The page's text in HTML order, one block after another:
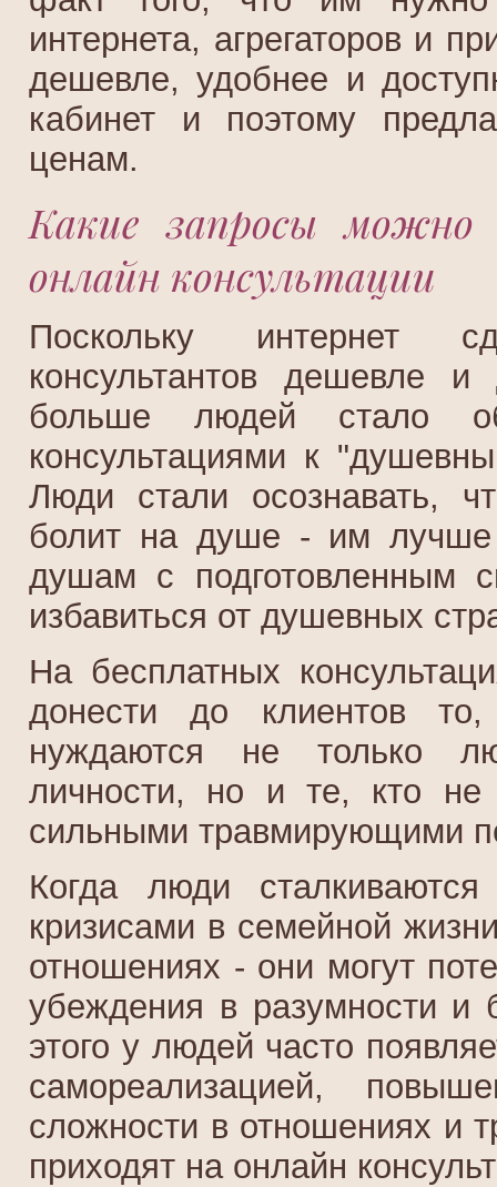
интернета, агрегаторов и
дешевле, удобнее и
кабинет и поэтому
ценам.
Какие запросы можно
онлайн консультации
Поскольку интернет
консультантов дешевле и
больше людей стало
консультациями к
Люди стали осознавать,
болит на душе - им лучше
душам с подготовленным
избавиться от душевных
На бесплатных
донести до клиентов
нуждаются не только
личности, но и те, кто не
сильными травмирующими
Когда люди
кризисами в семейной
отношениях - они могут
убеждения в разумности и
этого у людей часто
самореализацией,
сложности в отношениях и
приходят на онлайн